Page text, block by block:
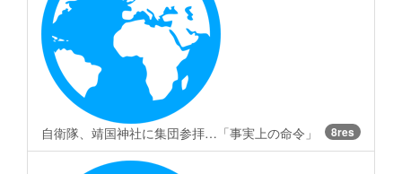
自衛隊、靖国神社に集団参拝…「事実上の命令」 8res